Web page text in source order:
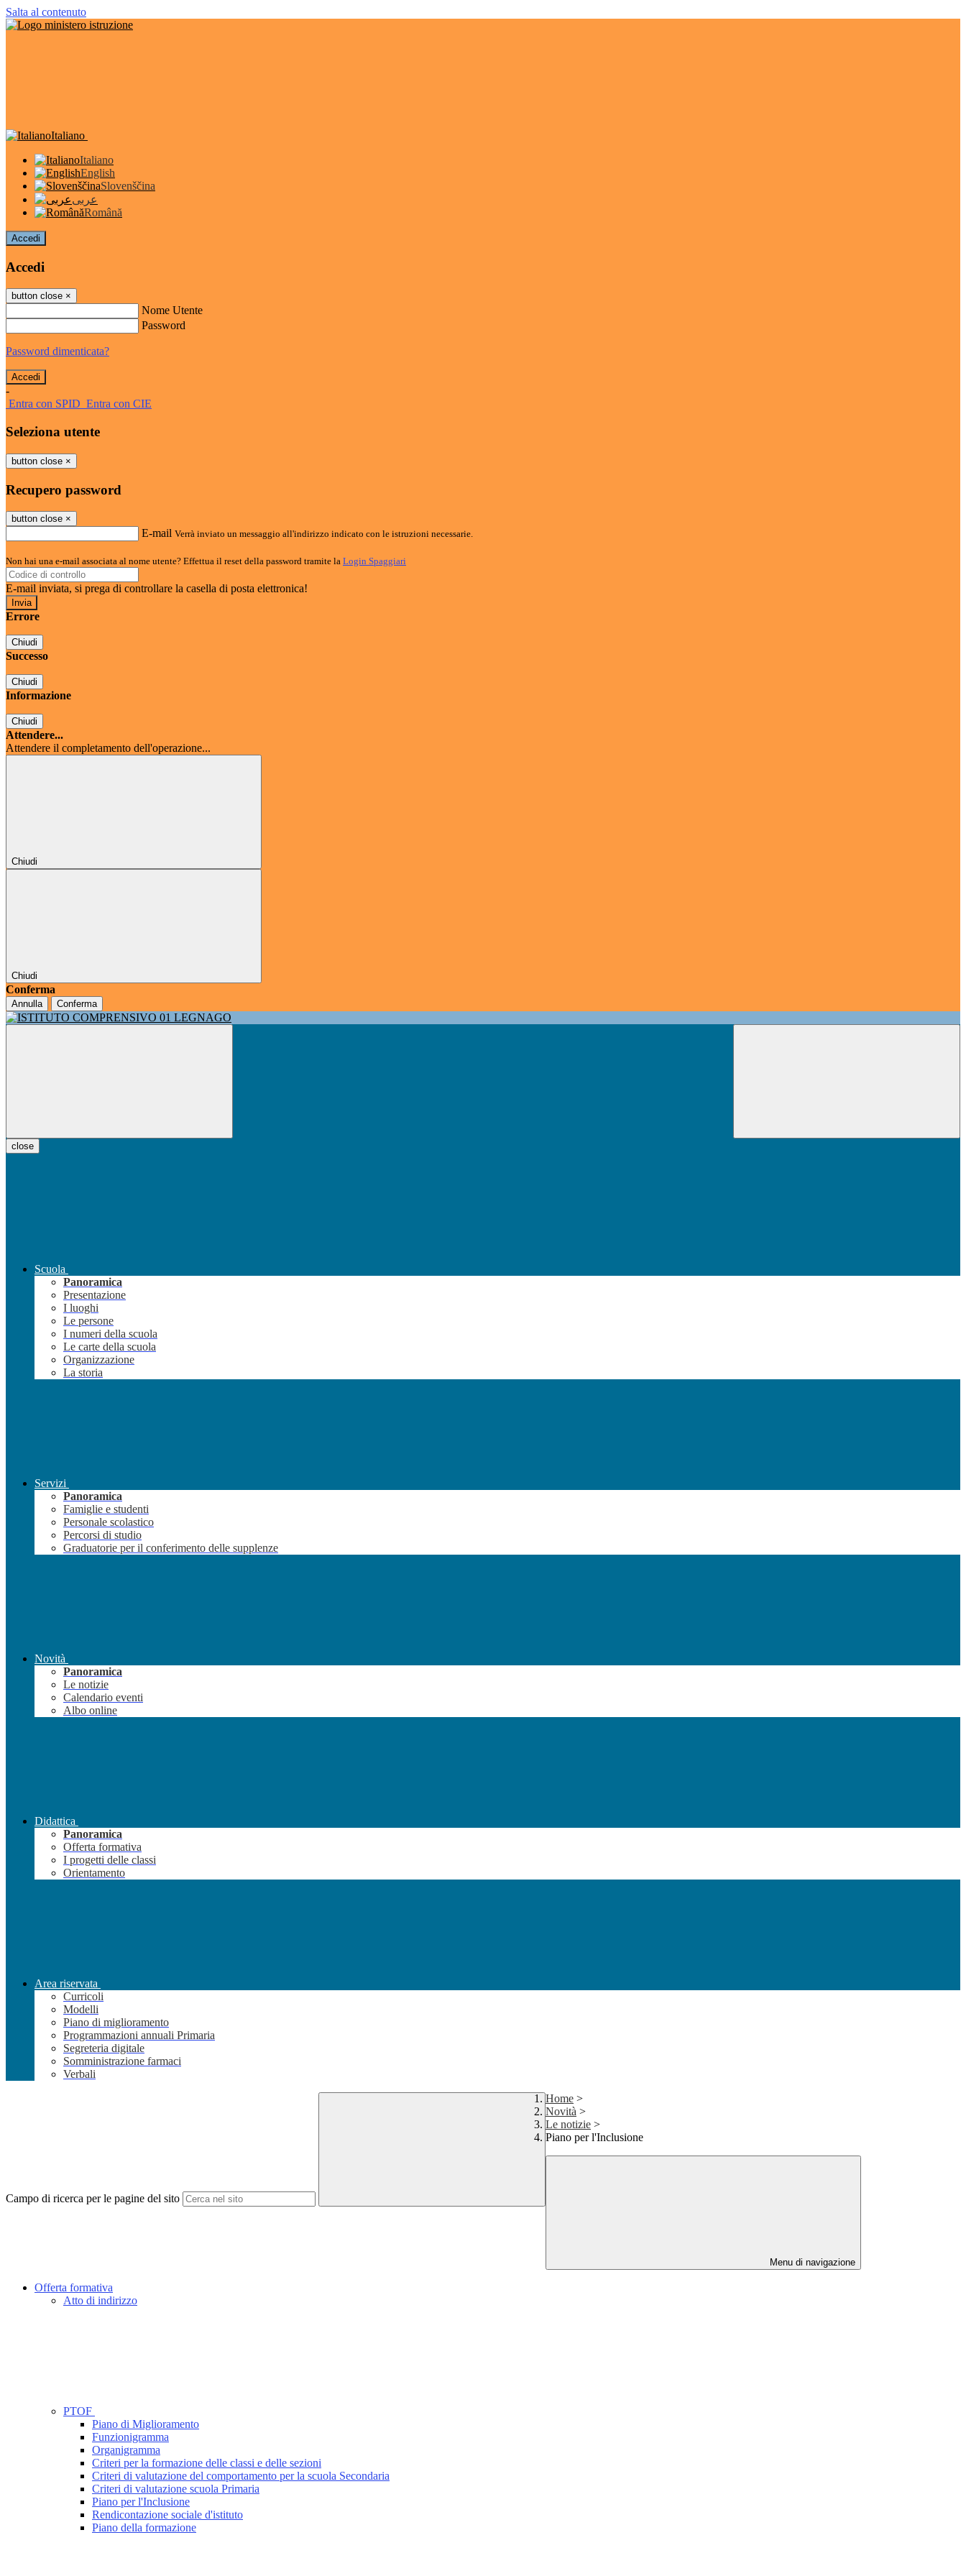
Salta al contenuto
Italiano
Italiano
English
Slovenščina
عربى
Română
Accedi
Accedi
button close ×
Nome Utente
Password
Password dimenticata?
-
Entra con SPID Entra con CIE
Seleziona utente
button close ×
Recupero password
button close ×
E-mail Verrà inviato un messaggio all'indirizzo indicato con le istruzioni necessarie.
Non hai una e-mail associata al nome utente? Effettua il reset della password tramite la Login Spaggiari
E-mail inviata, si prega di controllare la casella di posta elettronica!
Errore
Chiudi
Successo
Chiudi
Informazione
Chiudi
Attendere...
Attendere il completamento dell'operazione...
Chiudi
Chiudi
Conferma
Annulla Conferma
close
Scuola
Panoramica
Presentazione
I luoghi
Le persone
I numeri della scuola
Le carte della scuola
Organizzazione
La storia
Servizi
Panoramica
Famiglie e studenti
Personale scolastico
Percorsi di studio
Graduatorie per il conferimento delle supplenze
Novità
Panoramica
Le notizie
Calendario eventi
Albo online
Didattica
Panoramica
Offerta formativa
I progetti delle classi
Orientamento
Area riservata
Curricoli
Modelli
Piano di miglioramento
Programmazioni annuali Primaria
Segreteria digitale
Somministrazione farmaci
Verbali
Campo di ricerca per le pagine del sito
Home >
Novità >
Le notizie >
Piano per l'Inclusione
Menu di navigazione
Offerta formativa
Atto di indirizzo
PTOF
Piano di Miglioramento
Funzionigramma
Organigramma
Criteri per la formazione delle classi e delle sezioni
Criteri di valutazione del comportamento per la scuola Secondaria
Criteri di valutazione scuola Primaria
Piano per l'Inclusione
Rendicontazione sociale d'istituto
Piano della formazione